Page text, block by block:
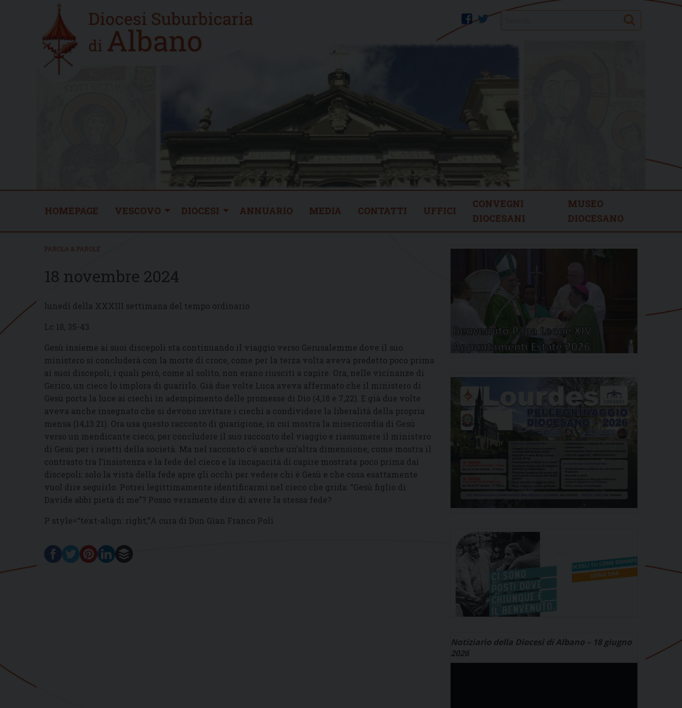
Home
new
twitter
facebook Search
HOMEPAGE VESCOVO DIOCESI ANNUARIO MEDIA CONTATTI UFFICI
CONVEGNI
DIOCESANI
MUSEO
DIOCESANO
PAROLA & PAROLE
18 novembre 2024
lunedì della XXXIII settimana del tempo ordinario
Lc 18, 35-43
Gesù insieme ai suoi discepoli sta continuando il viaggio verso Gerusalemme dove il suo
ministero si concluderà con la morte di croce, come per la terza volta aveva predetto poco prima
ai suoi discepoli, i quali però, come al solito, non erano riusciti a capire. Ora, nelle vicinanze di
Gerico, un cieco lo implora di guarirlo. Già due volte Luca aveva affermato che il ministero di
Gesù porta la luce ai ciechi in adempimento delle promesse di Dio (4,18 e 7,22). E già due volte
aveva anche insegnato che si devono invitare i ciechi a condividere la liberalità della propria
mensa (14,13.21). Ora usa questo racconto di guarigione, in cui mostra la misericordia di Gesù
verso un mendicante cieco, per concludere il suo racconto del viaggio e riassumere il ministero
di Gesù per i reietti della società. Ma nel racconto c’è anche un’altra dimensione, come mostra il
contrasto tra l’insistenza e la fede del cieco e la incapacità di capire mostrata poco prima dai
discepoli: solo la vista della fede apre gli occhi per vedere chi è Gesù e che cosa esattamente
vuol dire seguirlo. Potrei legittimamente identificarmi nel cieco che grida: “Gesù figlio di
Davide abbi pietà di me”? Posso veramente dire di avere la stessa fede?
P style=“text-align: right;”A cura di Don Gian Franco Poli
Notiziario della Diocesi di Albano – 18 giugno
2026